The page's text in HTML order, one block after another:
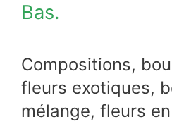
Bas.
Compositions,
fleurs exotiques,
mélange, fleurs